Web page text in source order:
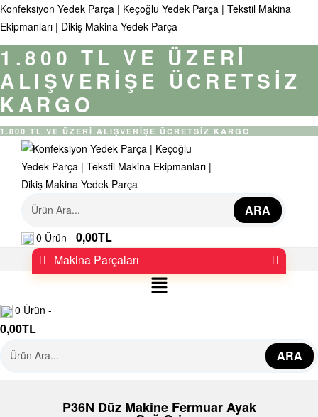
Konfeksiyon Yedek Parça | Keçoğlu Yedek Parça | Tekstil Makina
Ekipmanları | Dikiş Makina Yedek Parça
1.800 TL VE ÜZERİ
ALIŞVERİŞE ÜCRETSİZ
KARGO
1.800 TL VE ÜZERİ ALIŞVERİŞE ÜCRETSİZ KARGO
K
o
n
f
e
ARA
0 Ürün - 0,00TL
Makina Parçaları
Menü
0 Ürün -
0,00TL
ARA
P36N Düz Makine Fermuar Ayak